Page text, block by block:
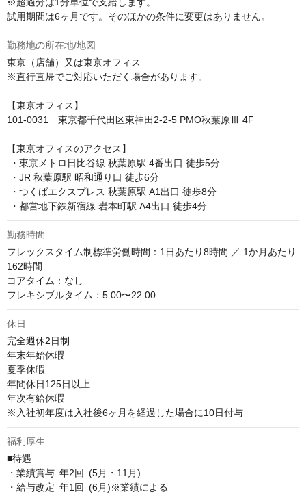
※超過分は1分単位で支給します。
試用期間は6ヶ月です。そのほかの条件に変更はありません。
勤務地の所在地/地図
東京（店舗）又は東京オフィス
※直行直帰でご対応いただく場合があります。
【東京オフィス】
101-0031　東京都千代田区東神田2-2-5 PMO秋葉原Ⅲ 4F
【東京オフィスのアクセス】
・都営地下鉄新宿線 岩本町駅 A4出口 徒歩4分
勤務時間
フレックスタイム制標準労働時間：1日あたり8時間 ／ 1か月あたり
162時間
コアタイム：なし
フレキシブルタイム：5:00〜22:00
休日
完全週休2日制
年末年始休暇
夏季休暇
年間休日125日以上
年次有給休暇
※入社初年度は入社後6ヶ月を経過した場合に10日付与
福利厚生
■待遇
・業績賞与 年2回 (5月・11月)
・給与改定 年1回 (6月)※業績による